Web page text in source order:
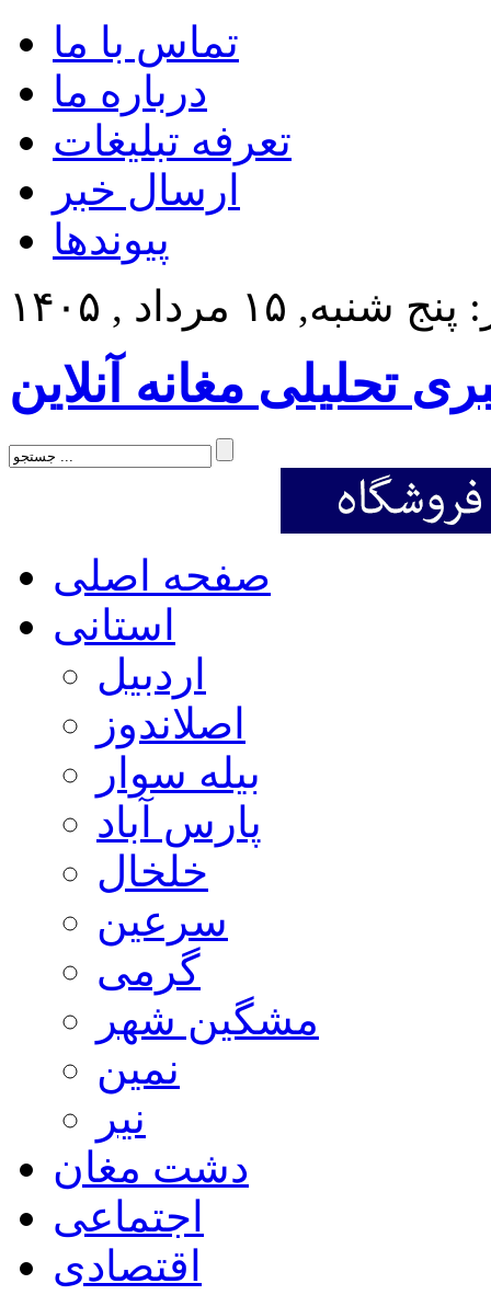
تماس با ما
درباره ما
تعرفه تبلیغات
ارسال خبر
پیوندها
۱۵ مرداد , ۱۴۰۵
تحلیلی مغانه آنلاین
صفحه اصلی
استانی
اردبیل
اصلاندوز
بیله سوار
پارس آباد
خلخال
سرعین
گرمی
مشگین شهر
نمین
نیر
دشت مغان
اجتماعی
اقتصادی